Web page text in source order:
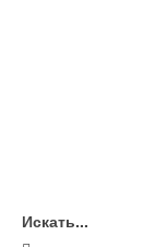
Искать...